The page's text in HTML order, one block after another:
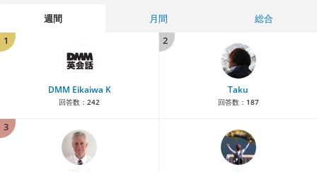
週間 月間
総合
1
DMM Eikaiwa K
回答数： 242
2
Taku
回答数： 187
3